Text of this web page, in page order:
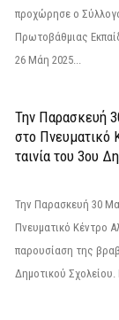
προχώρησε ο
Πρωτοβάθμιας
26 Μάη 2025...
Την Παρασκευή
στο Πνευματικό
ταινία του 3ου
Την Παρασκευή 30
Πνευματικό Κέντρο
παρουσίαση της
Δημοτικού Σχολείου.